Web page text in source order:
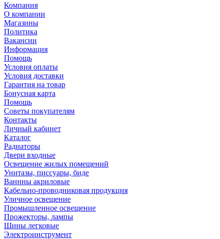
Компания
О компании
Магазины
Политика
Вакансии
Информация
Помощь
Условия оплаты
Условия доставки
Гарантия на товар
Бонусная карта
Помощь
Советы покупателям
Контакты
Личный кабинет
Каталог
Радиаторы
Двери входные
Освещение жилых помещений
Унитазы, писсуары, биде
Ваннны акриловые
Кабельно-проводниковая продукция
Уличное освещение
Промышленное освещение
Прожекторы, лампы
Шины легковые
Электроинструмент